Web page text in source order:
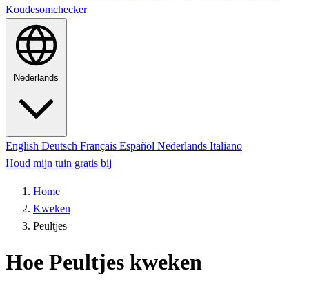
Koudesomchecker
Nederlands
English Deutsch Français Español Nederlands Italiano
Houd mijn tuin gratis bij
Home
Kweken
Peultjes
Hoe Peultjes kweken